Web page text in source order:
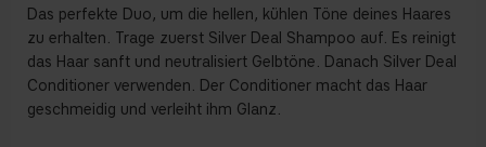
Das perfekte Duo, um die hellen, kühlen Töne deines Haares
zu erhalten. Trage zuerst Silver Deal Shampoo auf. Es reinigt
das Haar sanft und neutralisiert Gelbtöne. Danach Silver Deal
Conditioner verwenden. Der Conditioner macht das Haar
geschmeidig und verleiht ihm Glanz.